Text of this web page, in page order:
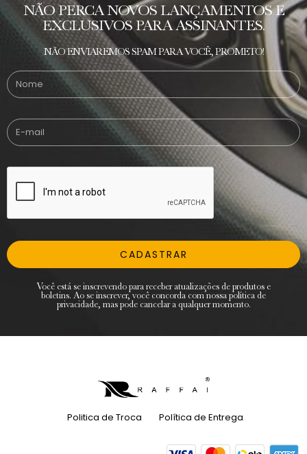
NÃO PERCA NOVOS LANÇAMENTOS E
EXCLUSIVOS PARA ASSINANTES.
NÃO ENVIAREMOS SPAM PARA VOCÊ, PROMETO!
CADASTRAR
Você está se inscrevendo para receber atualizações de produtos e
boletins. Ao se inscrever, você concorda com nossa política de
privacidade, mas pode cancelar a qualquer momento.
Politica de Troca Política de Entrega